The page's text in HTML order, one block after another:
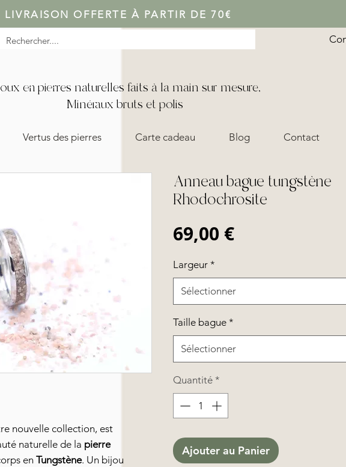
LIVRAISON OFFERTE À PARTIR DE 70€
en pierres naturelles faits à la main sur mesure,
Minéraux bruts et polis
Vertus des pierres Carte cadeau Blog Contact
nouvelle collection, est
naturelle de la pierre
en Tungstène. Un bijou
Anneau bague tungstène
Rhodochrosite
69,00 €Prix
Largeur *
Sélectionner
Taille bague *
Sélectionner
Quantité *
Ajouter au Panier